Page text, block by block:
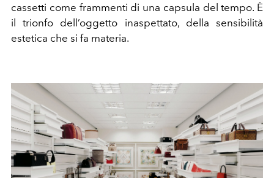
cassetti come frammenti di una capsula del tempo. È
il trionfo dell’oggetto inaspettato, della sensibilità
estetica che si fa materia.